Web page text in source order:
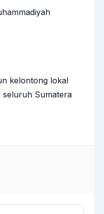
kelontong lokal
seluruh Sumatera